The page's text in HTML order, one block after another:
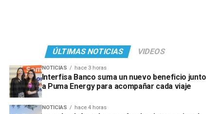
ÚLTIMAS NOTICIAS VIDEOS
NOTICIAS hace 3 horas
Interfisa Banco suma un nuevo beneficio junto
a Puma Energy para acompañar cada viaje
NOTICIAS hace 4 horas